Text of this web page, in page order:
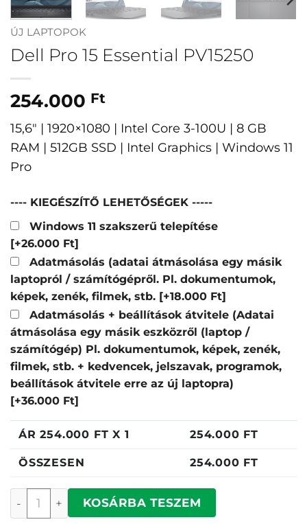
ÚJ LAPTOPOK
Dell Pro 15 Essential PV15250
254.000 Ft
15,6″ | 1920×1080 | Intel Core 3-100U | 8 GB
RAM | 512GB SSD | Intel Graphics | Windows 11
Pro
---- KIEGÉSZÍTŐ LEHETŐSÉGEK -----
Windows 11 szakszerű telepítése
[+26.000 Ft]
Adatmásolás (adatai átmásolása egy másik
laptopról / számítógépről. Pl. dokumentumok,
képek, zenék, filmek, stb. [+18.000 Ft]
Adatmásolás + beállítások átvitele (Adatai
átmásolása egy másik eszközről (laptop /
számítógép) Pl. dokumentumok, képek, zenék,
filmek, stb. + kedvencek, jelszavak, programok,
beállítások átvitele erre az új laptopra)
[+36.000 Ft]
ÁR254.000 FT X 1 254.000 FT
ÖSSZESEN 254.000 FT
Dell Pro 15 Essential PV15250 mennyiség
KOSÁRBA TESZEM